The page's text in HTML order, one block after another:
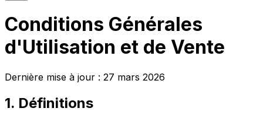
Conditions Générales
d'Utilisation et de Vente
Dernière mise à jour : 27 mars 2026
1. Définitions